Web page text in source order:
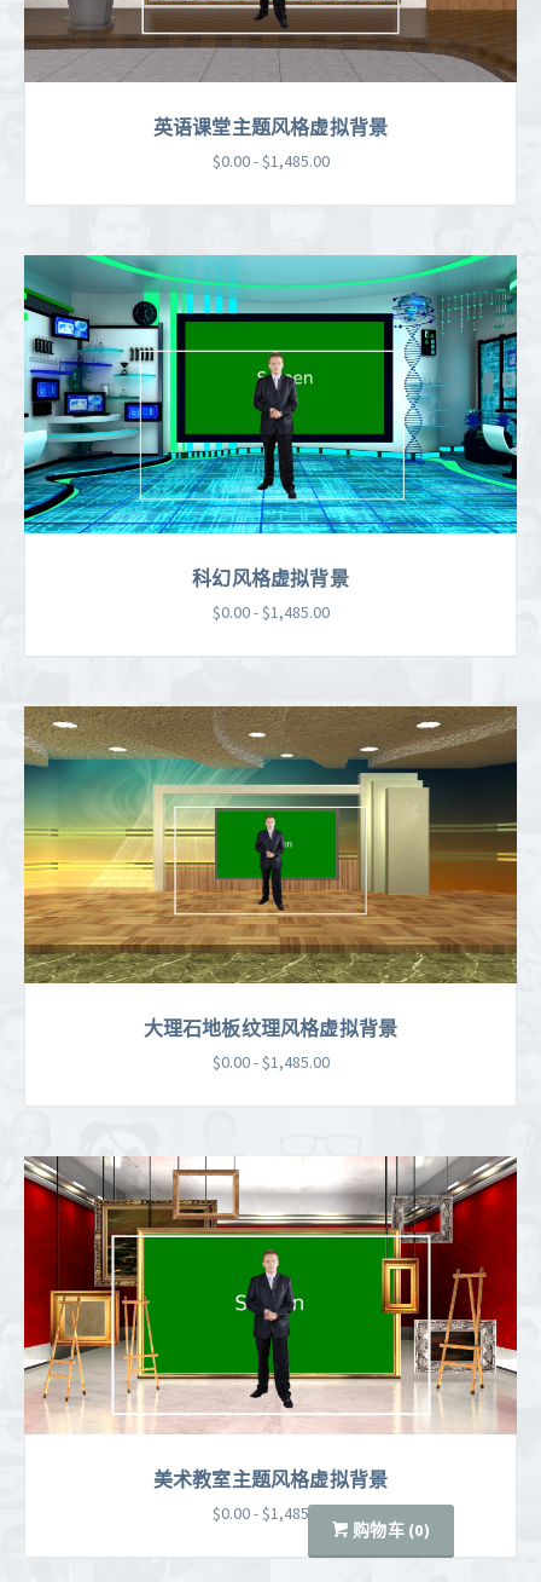
英语课堂主题风格虚拟背景
$0.00 - $1,485.00
科幻风格虚拟背景
$0.00 - $1,485.00
大理石地板纹理风格虚拟背景
$0.00 - $1,485.00
美术教室主题风格虚拟背景
$0.00 - $1,485.00
​​购物车 (0)